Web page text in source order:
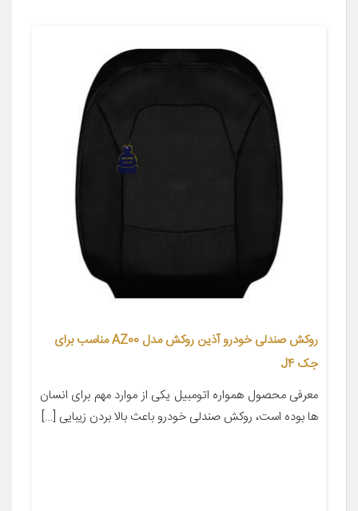
روکش صندلی خودرو آذین روکش مدل AZ00 مناسب برای
جک J4
معرفی محصول همواره اتومبیل یکی از موارد مهم برای انسان
ها بوده است، روکش صندلی خودرو باعث بالا بردن زیبایی […]